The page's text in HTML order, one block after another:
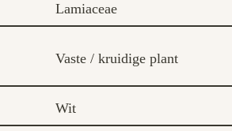
Lamiaceae
Vaste / kruidige plant
Wit